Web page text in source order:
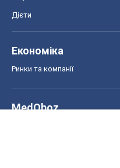
Дієти
Економіка
Ринки та компанії
MedOboz